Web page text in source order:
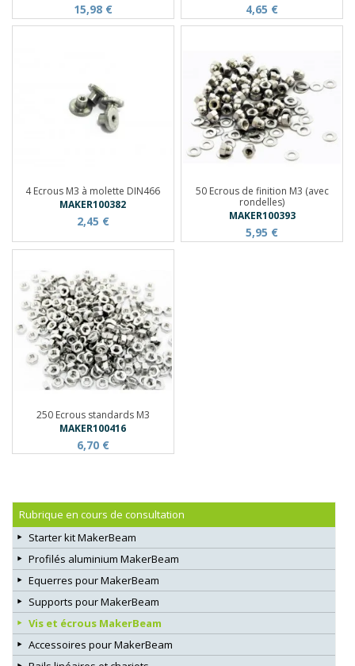
15,98 € 4,65 €
4 Ecrous M3 à molette DIN466
MAKER100382
2,45 €
50 Ecrous de finition M3 (avec
rondelles)
MAKER100393
5,95 €
250 Ecrous standards M3
MAKER100416
6,70 €
Rubrique en cours de consultation
Starter kit MakerBeam
Profilés aluminium MakerBeam
Equerres pour MakerBeam
Supports pour MakerBeam
Vis et écrous MakerBeam
Accessoires pour MakerBeam